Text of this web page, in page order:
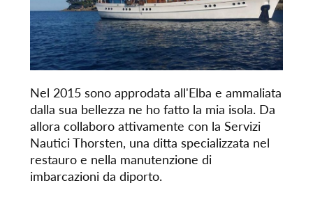
Nel 2015 sono approdata all'Elba e ammaliata
dalla sua bellezza ne ho fatto la mia isola. Da
allora collaboro attivamente con la Servizi
Nautici Thorsten, una ditta specializzata nel
restauro e nella manutenzione di
imbarcazioni da diporto.